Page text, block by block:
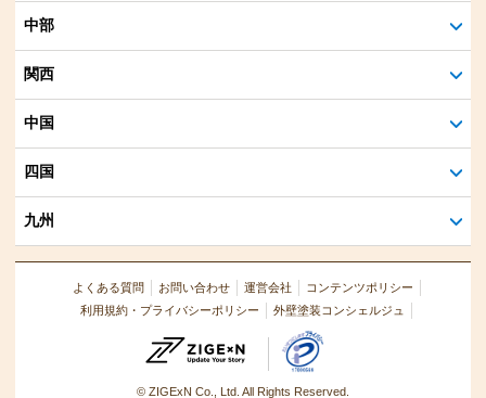
中部
関西
中国
四国
九州
よくある質問 お問い合わせ 運営会社
コンテンツポリシー
利用規約・プライバシーポリシー
外壁塗装コンシェルジュ
© ZIGExN Co., Ltd. All Rights Reserved.